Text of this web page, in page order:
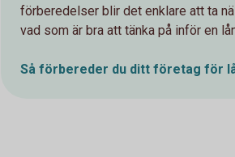
förberedelser blir det enklare att ta
vad som är bra att tänka på inför en
Så förbereder du ditt företag för